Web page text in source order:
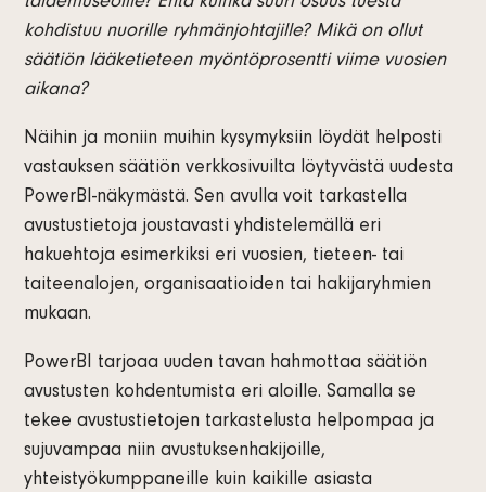
kohdistuu nuorille ryhmänjohtajille? Mikä on ollut
säätiön lääketieteen myöntöprosentti viime vuosien
aikana?
Näihin ja moniin muihin kysymyksiin löydät helposti
vastauksen säätiön verkkosivuilta löytyvästä uudesta
PowerBI-näkymästä. Sen avulla voit tarkastella
avustustietoja joustavasti yhdistelemällä eri
hakuehtoja esimerkiksi eri vuosien, tieteen- tai
taiteenalojen, organisaatioiden tai hakijaryhmien
mukaan.
PowerBI tarjoaa uuden tavan hahmottaa säätiön
avustusten kohdentumista eri aloille. Samalla se
tekee avustustietojen tarkastelusta helpompaa ja
sujuvampaa niin avustuksenhakijoille,
yhteistyökumppaneille kuin kaikille asiasta